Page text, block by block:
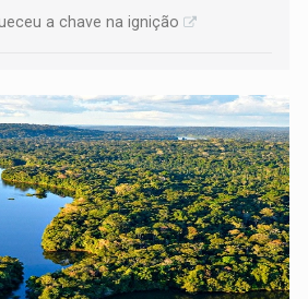
a chave na ignição